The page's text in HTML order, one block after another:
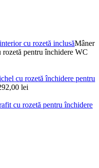
cu rozetă inclusăMâner
pentru închidere WC
cu rozetă închidere pentru
lei
cu rozetă pentru închidere